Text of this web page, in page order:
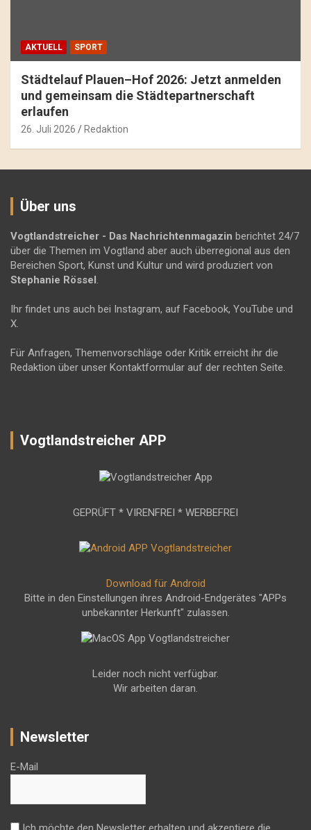
AKTUELL SPORT
Städtelauf Plauen–Hof 2026: Jetzt anmelden
und gemeinsam die Städtepartnerschaft
erlaufen
26. Juli 2026 Redaktion
Über uns
Vogtlandstreicher - Das Nachrichtenmagazin berichtet 24/7
über die Themen im Vogtland aber auch überregional aus den
Bereichen Sport, Kunst und Kultur und wird produziert von
Stephanie Rössel.
Ihr findet uns auch bei Instagram, auf Facebook, YouTube und
X.
Für Anfragen, Themenvorschläge oder Kritik erreicht ihr die
Redaktion über unser Kontaktformular auf der rechten Seite.
Vogtlandstreicher APP
GEPRÜFT * VIRENFREI * WERBEFREI
Download für Android
Bitte in den Einstellungen ihres Android-Endgerätes "APPs
unbekannter Herkunft" zulassen.
Leider noch nicht verfügbar.
Wir arbeiten daran.
Newsletter
E-Mail